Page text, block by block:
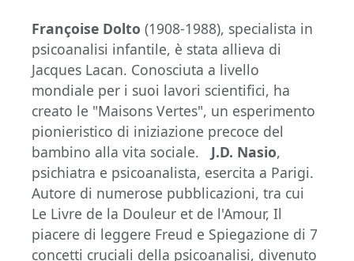
Françoise Dolto (1908-1988), specialista in
psicoanalisi infantile, è stata allieva di
Jacques Lacan. Conosciuta a livello
mondiale per i suoi lavori scientifici, ha
creato le "Maisons Vertes", un esperimento
pionieristico di iniziazione precoce del
bambino alla vita sociale. J.D. Nasio,
psichiatra e psicoanalista, esercita a Parigi.
Autore di numerose pubblicazioni, tra cui
Le Livre de la Douleur et de l'Amour, Il
piacere di leggere Freud e Spiegazione di 7
concetti cruciali della psicoanalisi, divenuto